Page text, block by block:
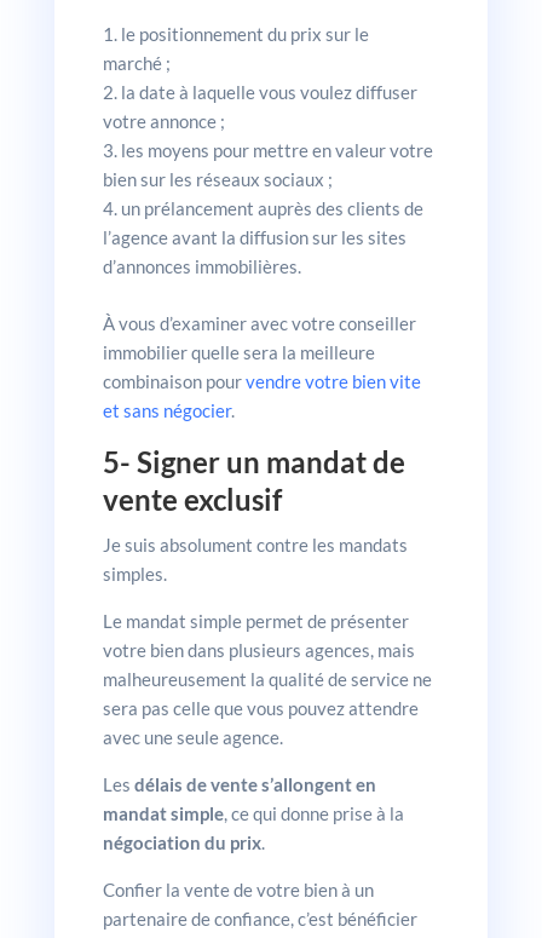
le positionnement du prix sur le
marché ;
la date à laquelle vous voulez diffuser
votre annonce ;
les moyens pour mettre en valeur votre
bien sur les réseaux sociaux ;
un prélancement auprès des clients de
l’agence avant la diffusion sur les sites
d’annonces immobilières.
À vous d’examiner avec votre conseiller
immobilier quelle sera la meilleure
combinaison pourvendre votre bien vite
et sans négocier.
5- Signer un mandat de
vente exclusif
Je suis absolument contre les mandats
simples.
Le mandat simple permet de présenter
votre bien dans plusieurs agences, mais
malheureusement la qualité de service ne
sera pas celle que vous pouvez attendre
avec une seule agence.
Les délais de vente s’allongent en
mandat simple, ce qui donne prise à la
négociation du prix.
Confier la vente de votre bien à un
partenaire de confiance, c’est bénéficier